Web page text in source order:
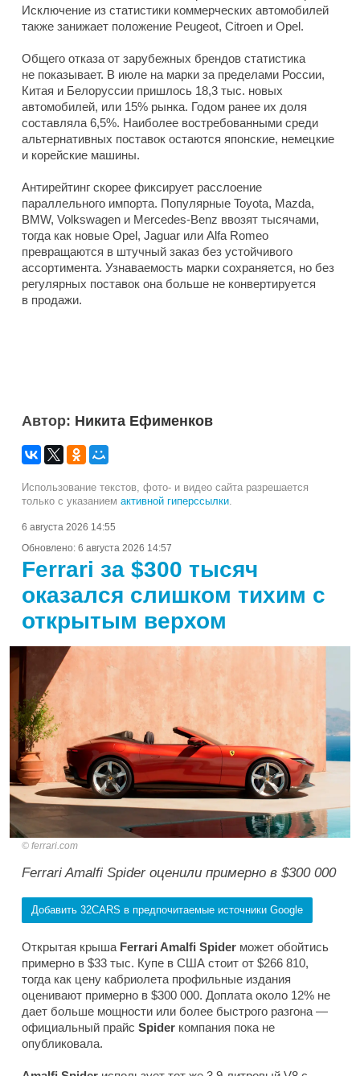
Исключение из статистики коммерческих автомобилей
также занижает положение Peugeot, Citroen и Opel.
Общего отказа от зарубежных брендов статистика
не показывает. В июле на марки за пределами России,
Китая и Белоруссии пришлось 18,3 тыс. новых
автомобилей, или 15% рынка. Годом ранее их доля
составляла 6,5%. Наиболее востребованными среди
альтернативных поставок остаются японские, немецкие
и корейские машины.
Антирейтинг скорее фиксирует расслоение
параллельного импорта. Популярные Toyota, Mazda,
BMW, Volkswagen и Mercedes-Benz ввозят тысячами,
тогда как новые Opel, Jaguar или Alfa Romeo
превращаются в штучный заказ без устойчивого
ассортимента. Узнаваемость марки сохраняется, но без
регулярных поставок она больше не конвертируется
в продажи.
Автор: Никита Ефименков
Использование текстов, фото- и видео сайта разрешается
только с указанием активной гиперссылки
6 августа 2026 14:55
Обновлено: 6 августа 2026 14:57
Ferrari за $300 тысяч
оказался слишком тихим с
открытым верхом
ferrari.com
Ferrari Amalfi Spider оценили примерно в $300 000
Добавить 32CARS в предпочитаемые источники Google
Открытая крыша Ferrari Amalfi Spider может обойтись
примерно в $33 тыс. Купе в США стоит от $266 810,
тогда как цену кабриолета профильные издания
оценивают примерно в $300 000. Доплата около 12% не
дает больше мощности или более быстрого разгона —
официальный прайс Spider компания пока не
опубликовала.